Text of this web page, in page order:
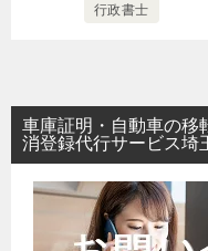
行政書士
車庫証明・自動車の移
消登録代行サービス埼